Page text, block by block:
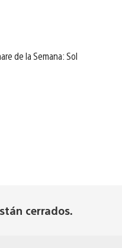
de la Semana: Sol
cerrados.